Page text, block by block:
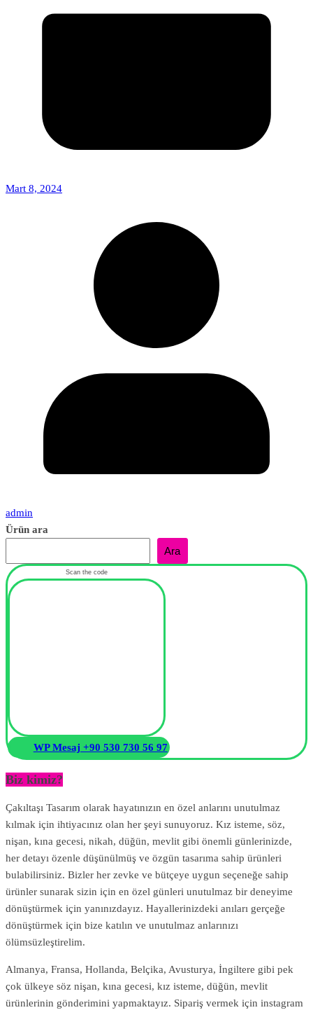
Mart 8, 2024
admin
Ürün ara
Ara
Scan the code
WP Mesaj +90 530 730 56 97
Biz kimiz?
Çakıltaşı Tasarım olarak hayatınızın en özel anlarını unutulmaz
kılmak için ihtiyacınız olan her şeyi sunuyoruz. Kız isteme, söz,
nişan, kına gecesi, nikah, düğün, mevlit gibi önemli günlerinizde,
her detayı özenle düşünülmüş ve özgün tasarıma sahip ürünleri
bulabilirsiniz. Bizler her zevke ve bütçeye uygun seçeneğe sahip
ürünler sunarak sizin için en özel günleri unutulmaz bir deneyime
dönüştürmek için yanınızdayız. Hayallerinizdeki anıları gerçeğe
dönüştürmek için bize katılın ve unutulmaz anlarınızı
ölümsüzleştirelim.
Almanya, Fransa, Hollanda, Belçika, Avusturya, İngiltere gibi pek
çok ülkeye söz nişan, kına gecesi, kız isteme, düğün, mevlit
ürünlerinin gönderimini yapmaktayız. Sipariş vermek için instagram